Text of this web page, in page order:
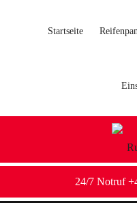
Startseite
24/7 Notruf